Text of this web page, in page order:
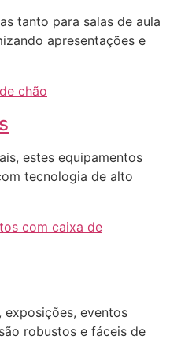
tanto para salas de aula
apresentações e
estes equipamentos
tecnologia de alto
exposições, eventos
robustos e fáceis de